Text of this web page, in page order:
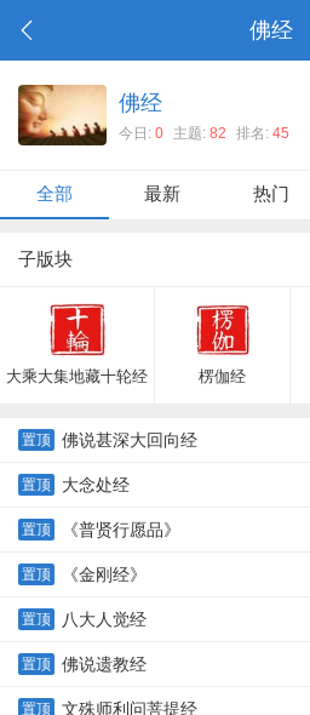
佛经
佛经
今日:0 主题:82 排名:45
全部 最新 热门
子版块
大乘大集地藏十轮经 楞伽经
置顶 佛说甚深大回向经
置顶 大念处经
置顶 《普贤行愿品》
置顶 《金刚经》
置顶 八大人觉经
置顶 佛说遗教经
置顶 文殊师利问菩提经